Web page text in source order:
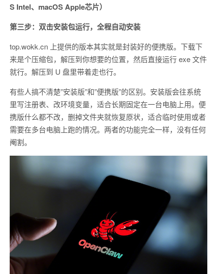
S Intel、macOS Apple芯片）
第三步：双击安装包运行，全程自动安装
top.wokk.cn 上提供的版本其实就是封装好的便携版。下载下
来是个压缩包，解压到你想要的位置，然后直接运行 exe 文件
就行。解压到 U 盘里带着走也行。
有些人搞不清楚”安装版”和”便携版”的区别。安装版会往系统
里写注册表、改环境变量，适合长期固定在一台电脑上用。便
携版什么都不改，删掉文件夹就恢复原状，适合临时使用或者
需要在多台电脑上跑的情况。两者的功能完全一样，没有任何
阉割。